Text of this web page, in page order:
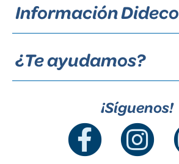
Información Dideco
¿Te ayudamos?
¡Síguenos!